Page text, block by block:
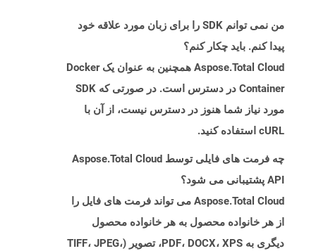
من نمی توانم SDK را برای زبان مورد علاقه خود
پیدا کنم. باید چکار کنم؟
Aspose.Total Cloud همچنین به عنوان یک Docker
Container در دسترس است. در صورتی که SDK
مورد نیاز شما هنوز در دسترس نیست، از آن با
cURL استفاده کنید.
چه فرمت های فایلی توسط Aspose.Total Cloud
API پشتیبانی می شود؟
Aspose.Total Cloud می تواند فرمت های فایل را
از هر خانواده محصول به هر خانواده محصول
دیگری به PDF، DOCX، XPS، تصویر (TIFF، JPEG،